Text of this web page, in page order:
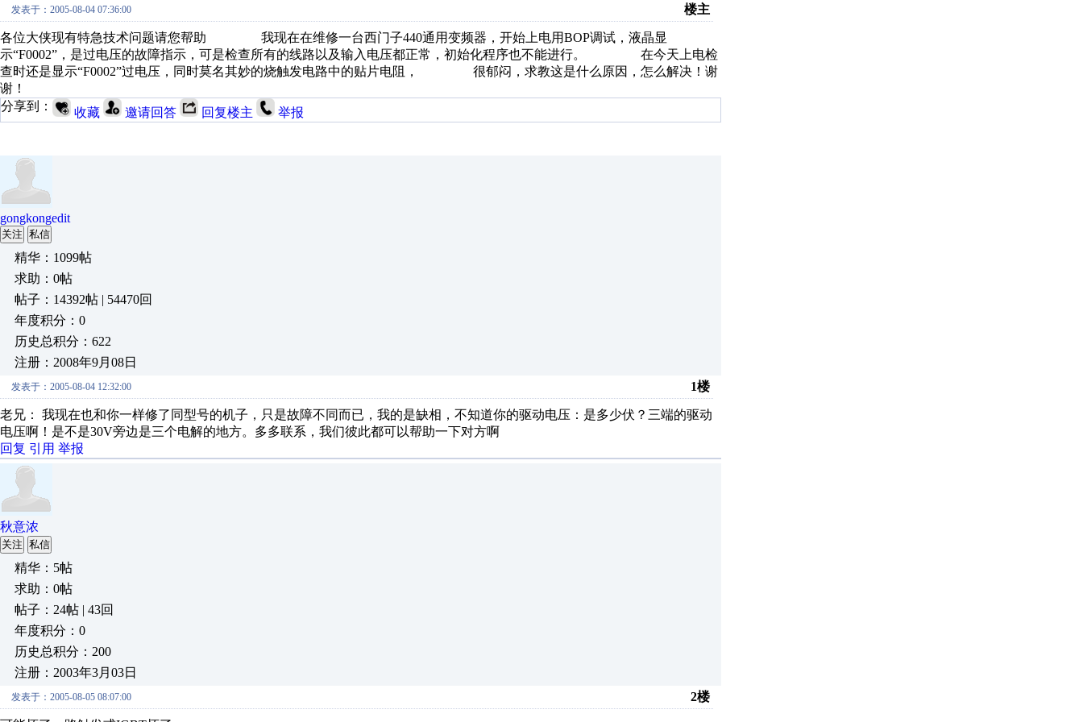
发表于：2005-08-04 07:36:00 楼主
各位大侠现有特急技术问题请您帮助 我现在在维修一台西门子440通用变频器，开始上电用BOP调试，液晶显
示“F0002”，是过电压的故障指示，可是检查所有的线路以及输入电压都正常，初始化程序也不能进行。 在今天上电检
查时还是显示“F0002”过电压，同时莫名其妙的烧触发电路中的贴片电阻， 很郁闷，求教这是什么原因，怎么解决！谢
谢！
分享到：
收藏 邀请回答 回复楼主 举报
gongkongedit
关注 私信
精华：1099帖
求助：0帖
帖子：14392帖 | 54470回
年度积分：0
历史总积分：622
注册：2008年9月08日
发表于：2005-08-04 12:32:00 1楼
老兄： 我现在也和你一样修了同型号的机子，只是故障不同而已，我的是缺相，不知道你的驱动电压：是多少伏？三端的驱动
电压啊！是不是30V旁边是三个电解的地方。多多联系，我们彼此都可以帮助一下对方啊
回复 引用 举报
秋意浓
关注 私信
精华：5帖
求助：0帖
帖子：24帖 | 43回
年度积分：0
历史总积分：200
注册：2003年3月03日
发表于：2005-08-05 08:07:00 2楼